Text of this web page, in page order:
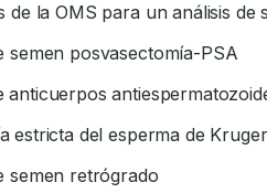
de la OMS para un análisis de
semen posvasectomía-PSA
anticuerpos
estricta del esperma de Kruger
semen retrógrado